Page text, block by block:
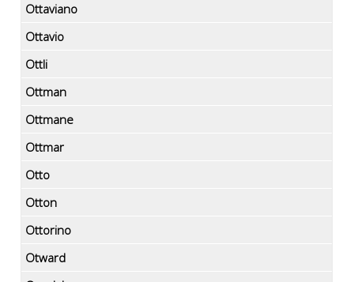
Ottaviano
Ottavio
Ottli
Ottman
Ottmane
Ottmar
Otto
Otton
Ottorino
Otward